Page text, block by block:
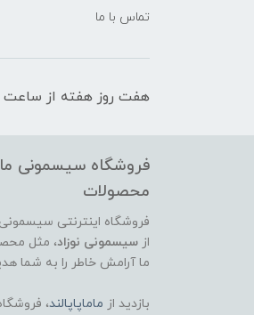
تماس با ما
هفت روز هفته از ساعت 9 تا 21 پاسخگوی شما هستیم
فروشگاه سیسمونی
محصولات
فروشگاه اینترنتی سیسمونی
از سیسمونی نوزاد، مثل
ما آرامش خاطر را به شما
بازدید از ماماپاپالند،